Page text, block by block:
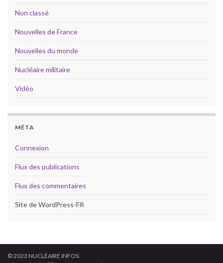
Non classé
Nouvelles de France
Nouvelles du monde
Nucléaire militaire
Vidéo
MÉTA
Connexion
Flux des publications
Flux des commentaires
Site de WordPress-FR
© 2023 NUCLÉAIRE INFOS.